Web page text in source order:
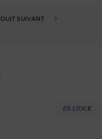
SUIVANT
EN STOCK